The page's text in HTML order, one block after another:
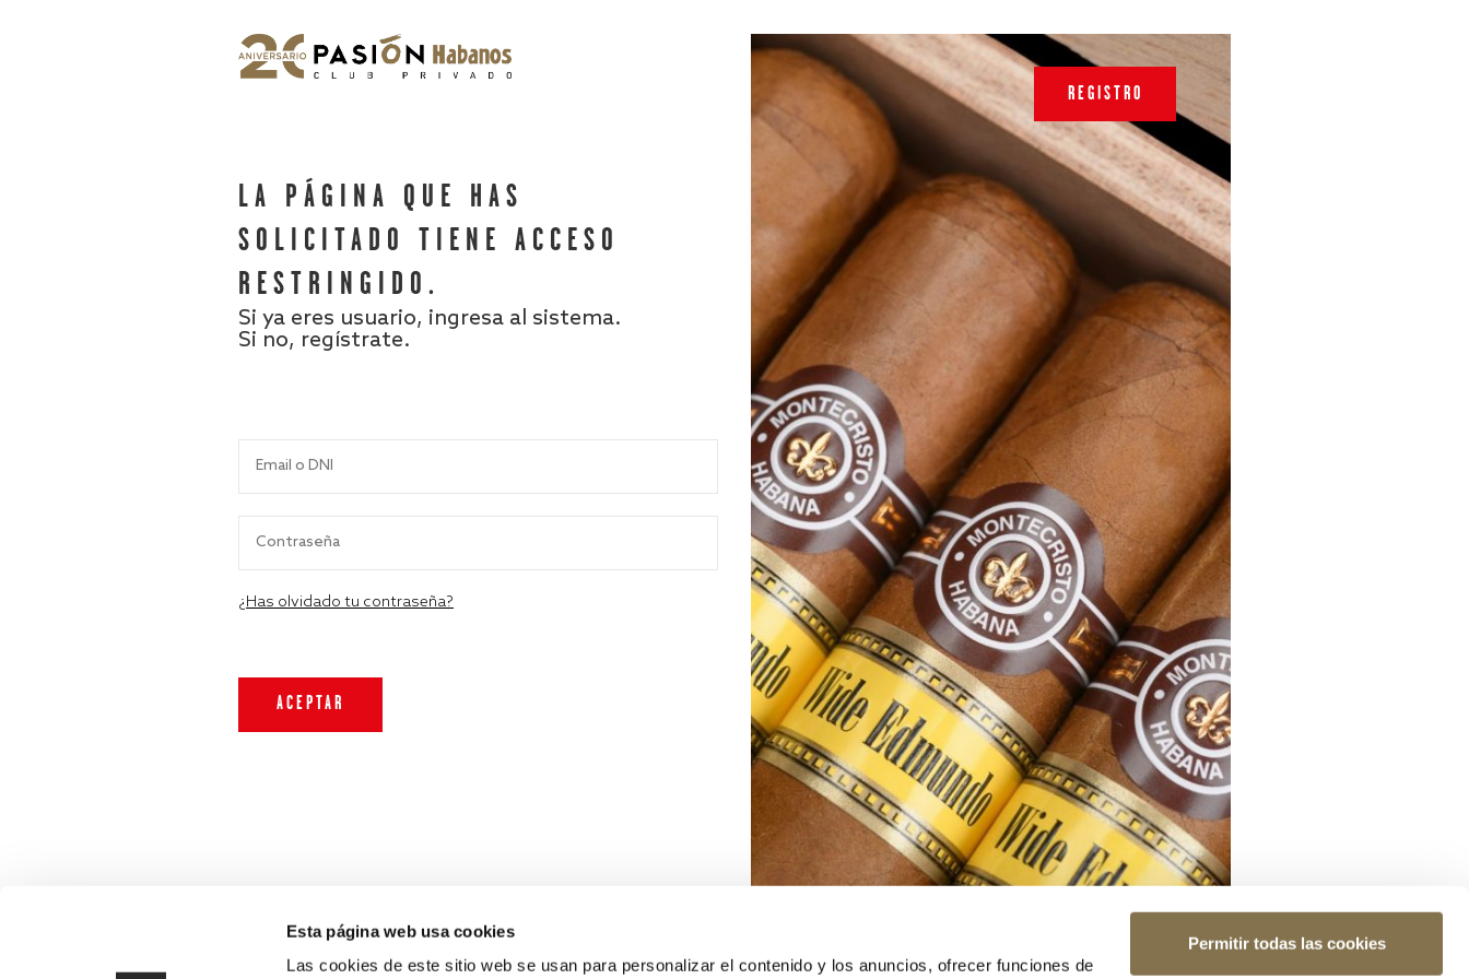
Esta página web usa cookies
Las cookies de este sitio web se usan para personalizar el contenido y los anuncios, ofrecer funciones de
Permitir todas las cookies
LA PÁGINA QUE HAS
SOLICITADO TIENE ACCESO
RESTRINGIDO.
Si ya eres usuario, ingresa al sistema.
Si no, regístrate.
¿Has olvidado tu contraseña?
REGISTRO